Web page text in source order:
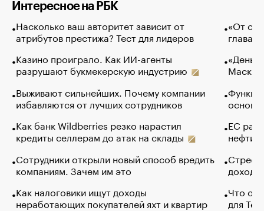
Интересное на РБК
Насколько ваш авторитет зависит от
атрибутов престижа? Тест для лидеров
Казино проиграло. Как ИИ-агенты
разрушают букмекерскую индустрию
Выживают сильнейших. Почему компании
избавляются от лучших сотрудников
Как банк Wildberries резко нарастил
кредиты селлерам до атак на склады
Сотрудники открыли новый способ вредить
компаниям. Зачем им это
Как налоговики ищут доходы
неработающих покупателей яхт и квартир
«От
глава
Маск в
основ
ЕС
нефти
Что
для